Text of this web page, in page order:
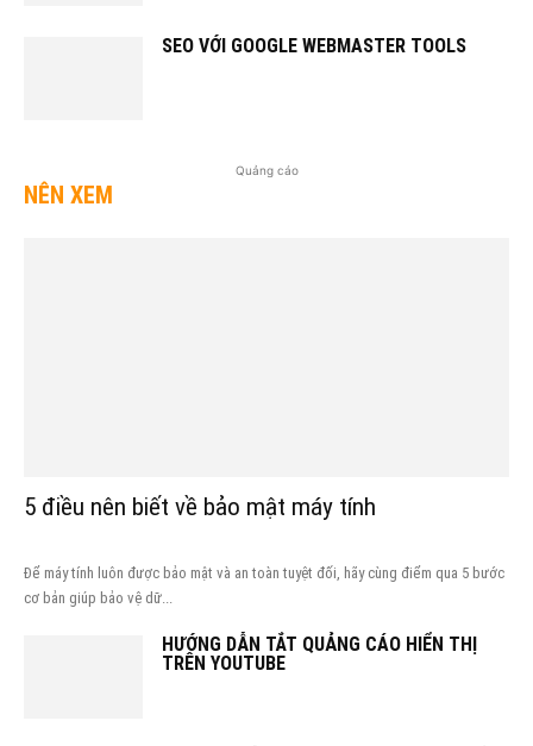
SEO VỚI GOOGLE WEBMASTER TOOLS
Quảng cáo
NÊN XEM
5 điều nên biết về bảo mật máy tính
Để máy tính luôn được bảo mật và an toàn tuyệt đối, hãy cùng điểm qua 5 bước
cơ bản giúp bảo vệ dữ...
HƯỚNG DẪN TẮT QUẢNG CÁO HIỂN THỊ
TRÊN YOUTUBE